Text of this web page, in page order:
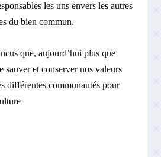
les uns envers les autres
du bien commun.
que, aujourd’hui plus que
sauver et conserver nos valeurs
différentes communautés pour